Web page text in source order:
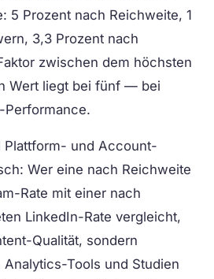
5 Prozent nach Reichweite, 1
3,3 Prozent nach
zwischen dem höchsten
Wert liegt bei fünf — bei
Performance.
Plattform- und Account-
Wer eine nach Reichweite
Rate mit einer nach
LinkedIn-Rate vergleicht,
Qualität, sondern
Tools und Studien